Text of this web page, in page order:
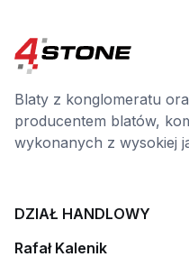
Blaty z konglomeratu
producentem blatów,
wykonanych z wysokiej
DZIAŁ HANDLOWY
Rafał Kalenik